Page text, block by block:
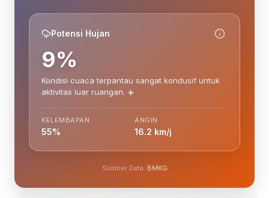
Potensi Hujan
9%
Kondisi cuaca terpantau sangat kondusif untuk
aktivitas luar ruangan. ☀️
KELEMBAPAN
55%
ANGIN
16.2 km/j
Sumber Data: BMKG